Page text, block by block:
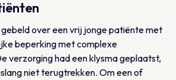
over een vrij jonge patiënte met
beperking met complexe
verzorging had een klysma geplaatst,
niet terugtrekken. Om een of